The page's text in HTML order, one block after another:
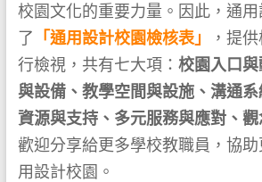
校園文化的重要力量。因此，通
了 「通用設計校園檢核表」
，提
行檢視，共有七大項： 校園入口
與設備、教學空間與設施、溝通
資源與支持、多元服務與應對、
歡迎分享給更多學校教職員，協
用設計校園。